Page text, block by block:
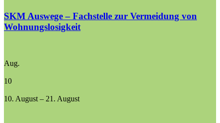
SKM Auswege – Fachstelle zur Vermeidung von
Wohnungslosigkeit
Aug.
10
10. August– 21. August